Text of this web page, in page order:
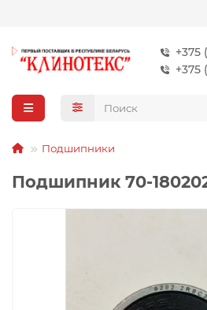
+375
+375
Подшипники
Подшипник 70-180202